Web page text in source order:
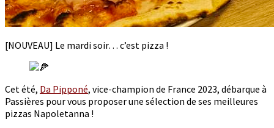
[NOUVEAU] Le mardi soir… c’est pizza !
Cet été, Da Pipponé, vice-champion de France 2023, débarque à
Passières pour vous proposer une sélection de ses meilleures
pizzas Napoletanna !